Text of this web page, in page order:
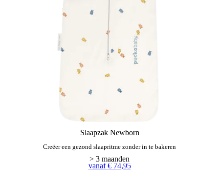
Slaapzak Newborn
Creëer een gezond slaapritme zonder in te bakeren
vanaf € 74,95